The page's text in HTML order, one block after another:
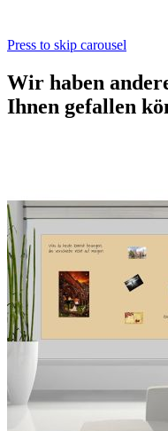
Press to skip carousel
Wir haben
Ihnen gefallen